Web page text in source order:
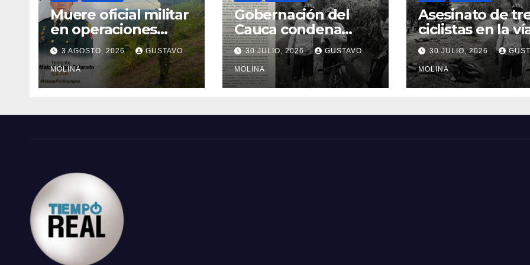
Muere oficial militar
en operaciones
contra el ELN en el
sur del Cauca
3 AGOSTO, 2026 GUSTAVO
MOLINA
Gobernación del
Cauca condena
asesinato de tres
ciudadanos y exige
medidas urgentes
al Gobierno
30 JULIO, 2026 GUSTAVO
MOLINA
Asesinato de
ciclistas en la
Totoró – Silvia,
genera
consternación
Cauca
30 JULIO, 2026
MOLINA